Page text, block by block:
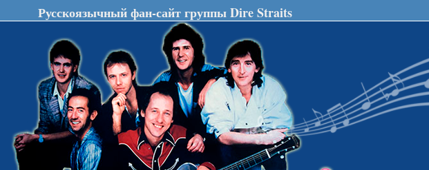
Русскоязычный фан-сайт группы Dire Straits